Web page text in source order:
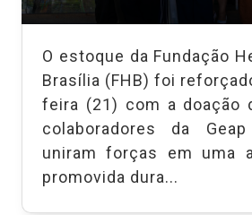
O estoque da Fundação
Brasília (FHB) foi
feira (21) com a doação
colaboradores da
uniram forças em uma
promovida dura...